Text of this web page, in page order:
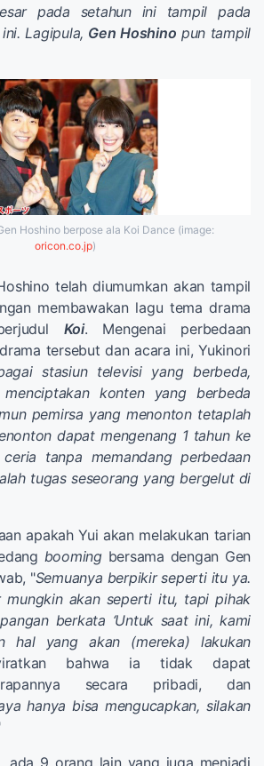
pada setahun ini tampil pada
Lagipula, Gen Hoshino pun tampil
Hoshino berpose ala Koi Dance (image:
oricon.co.jp)
telah diumumkan akan tampil
membawakan lagu tema drama
Koi. Mengenai perbedaan
tersebut dan acara ini, Yukinori
stasiun televisi yang berbeda,
konten yang berbeda
pemirsa yang menonton tetaplah
dapat mengenang 1 tahun ke
tanpa memandang perbedaan
tugas seseorang yang bergelut di
apakah Yui akan melakukan tarian
boomingbersama dengan Gen
"Semuanya berpikir seperti itu ya.
mungkin akan seperti itu, tapi pihak
berkata ‘Untuk saat ini, kami
hal yang akan (mereka) lakukan
bahwa ia tidak dapat
secara pribadi, dan
hanya bisa mengucapkan, silakan
ada 9 orang lain yang juga menjadi